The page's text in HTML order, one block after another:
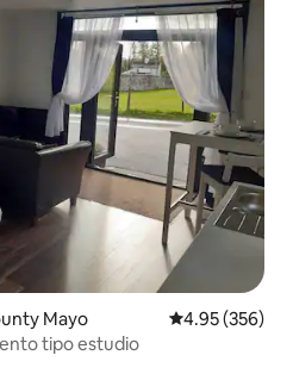
Mayo Calificación
4.95 (356)
tipo estudio